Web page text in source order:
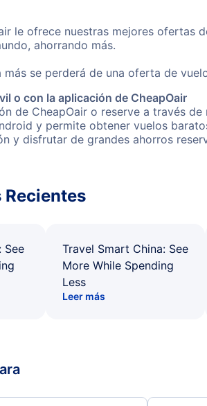
le ofrece nuestras mejores ofertas
ahorrando más.
más se perderá de una oferta de
o con la aplicación de CheapOair
de CheapOair o reserve a través
y permite obtener vuelos
y disfrutar de grandes ahorros
See
Travel Smart China: See
More While Spending
Less
Leer más